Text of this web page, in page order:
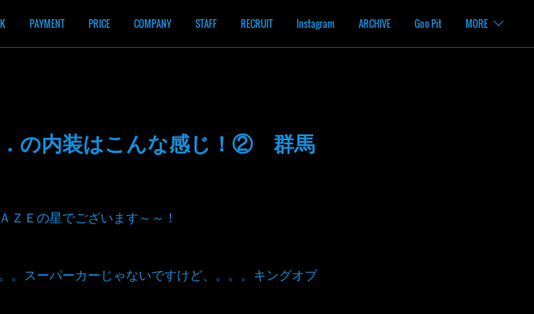
PAYMENT PRICE COMPANY STAFF RECRUIT Instagram ARCHIVE Goo Pit MORE
の内装はこんな感じ！② 群馬
Ｅの星でございます～～！
。スーパーカーじゃないですけど、。。。キングオブ